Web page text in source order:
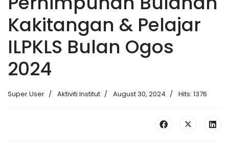
Kakitangan & Pelajar
ILPKLS Bulan Ogos
2024
Super User Aktiviti Institut August 30, 2024 Hits: 1376